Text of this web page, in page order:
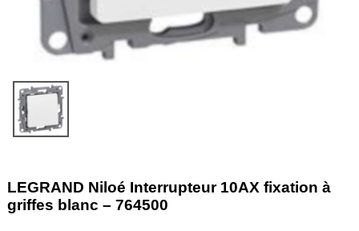
LEGRAND Niloé Interrupteur 10AX fixation à
griffes blanc – 764500